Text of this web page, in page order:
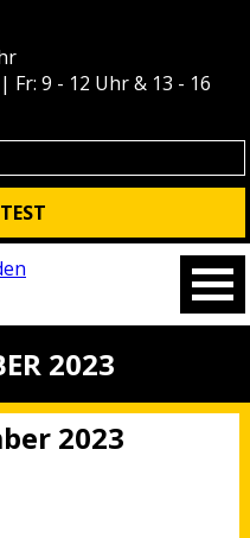
Fr: 9 - 12 Uhr & 13 - 16
2023
2023